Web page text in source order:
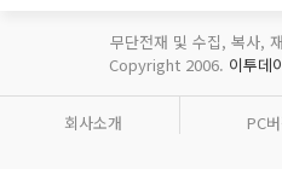
무단전재 및 수집, 복사,
Copyright 2006. 이투데
회사소개 PC